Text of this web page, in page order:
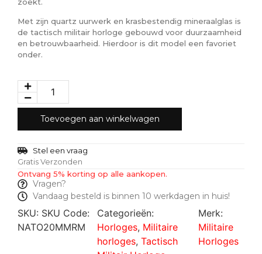
Met zijn quartz uurwerk en krasbestendig mineraalglas is
de tactisch militair horloge gebouwd voor duurzaamheid
en betrouwbaarheid. Hierdoor is dit model een favoriet
onder.
Toevoegen aan winkelwagen
Stel een vraag
Gratis Verzonden
Ontvang 5% korting op alle aankopen.
Vragen?
Vandaag besteld is binnen 10 werkdagen in huis!
SKU: SKU Code:
NATO20MMRM
Categorieën:
Horloges, Militaire
horloges, Tactisch
Merk:
Militaire
Horloges